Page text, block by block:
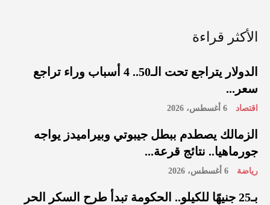
الأكثر قراءة
الدولار يتراجع تحت الـ50.. 4 أسباب وراء تراجع
سعر...
اقتصاد 6 أغسطس، 2026
الزمالك يصطدم ببطل جيبوتي وبيراميدز يواجه
جورماهيا.. نتائج قرعة...
رياضة 6 أغسطس، 2026
بـ25 جنيهًا للكيلو.. الحكومة تبدأ طرح السكر الحر